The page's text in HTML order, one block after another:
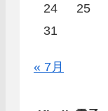
24
25
31
« 7月